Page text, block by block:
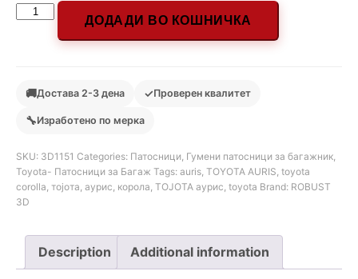
ДОДАДИ ВО КОШНИЧКА
🚚Достава 2-3 дена ✓Проверен квалитет
🔧Изработено по мерка
SKU: 3D1151 Categories: Патосници Гумени патосници за багажник
Toyota- Патосници за Багаж Tags: auris TOYOTA AURIS toyota
corolla тојота аурис корола ТОЈОТА аурис toyota Brand: ROBUST
3D
Description Additional information